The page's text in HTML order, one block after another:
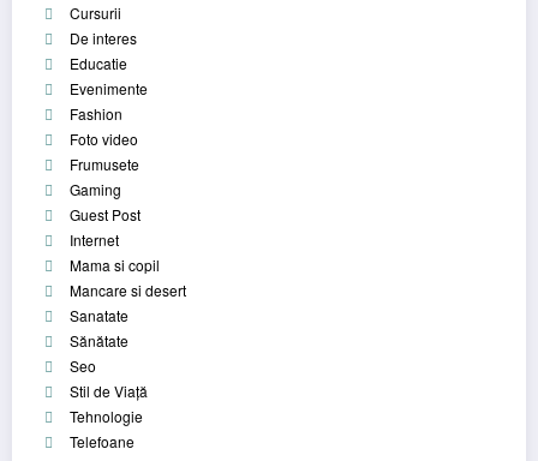
Cursurii
De interes
Educatie
Evenimente
Fashion
Foto video
Frumusete
Gaming
Guest Post
Internet
Mama si copil
Mancare si desert
Sanatate
Sănătate
Seo
Stil de Viață
Tehnologie
Telefoane